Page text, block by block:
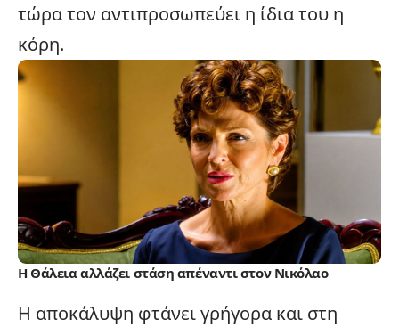
τώρα τον αντιπροσωπεύει η ίδια του η
κόρη.
Η Θάλεια αλλάζει στάση απέναντι στον Νικόλαο
Η αποκάλυψη φτάνει γρήγορα και στη